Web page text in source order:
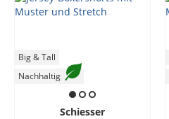
Big & Tall
Nachhaltig
Schiesser